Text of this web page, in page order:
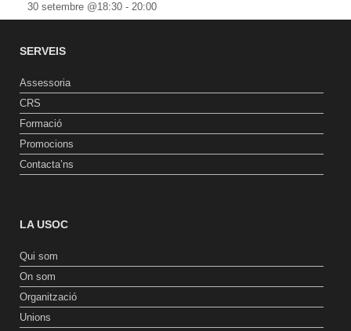
30 setembre @18:30 - 20:00
SERVEIS
Assessoria
CRS
Formació
Promocions
Contacta’ns
LA USOC
Qui som
On som
Organització
Unions